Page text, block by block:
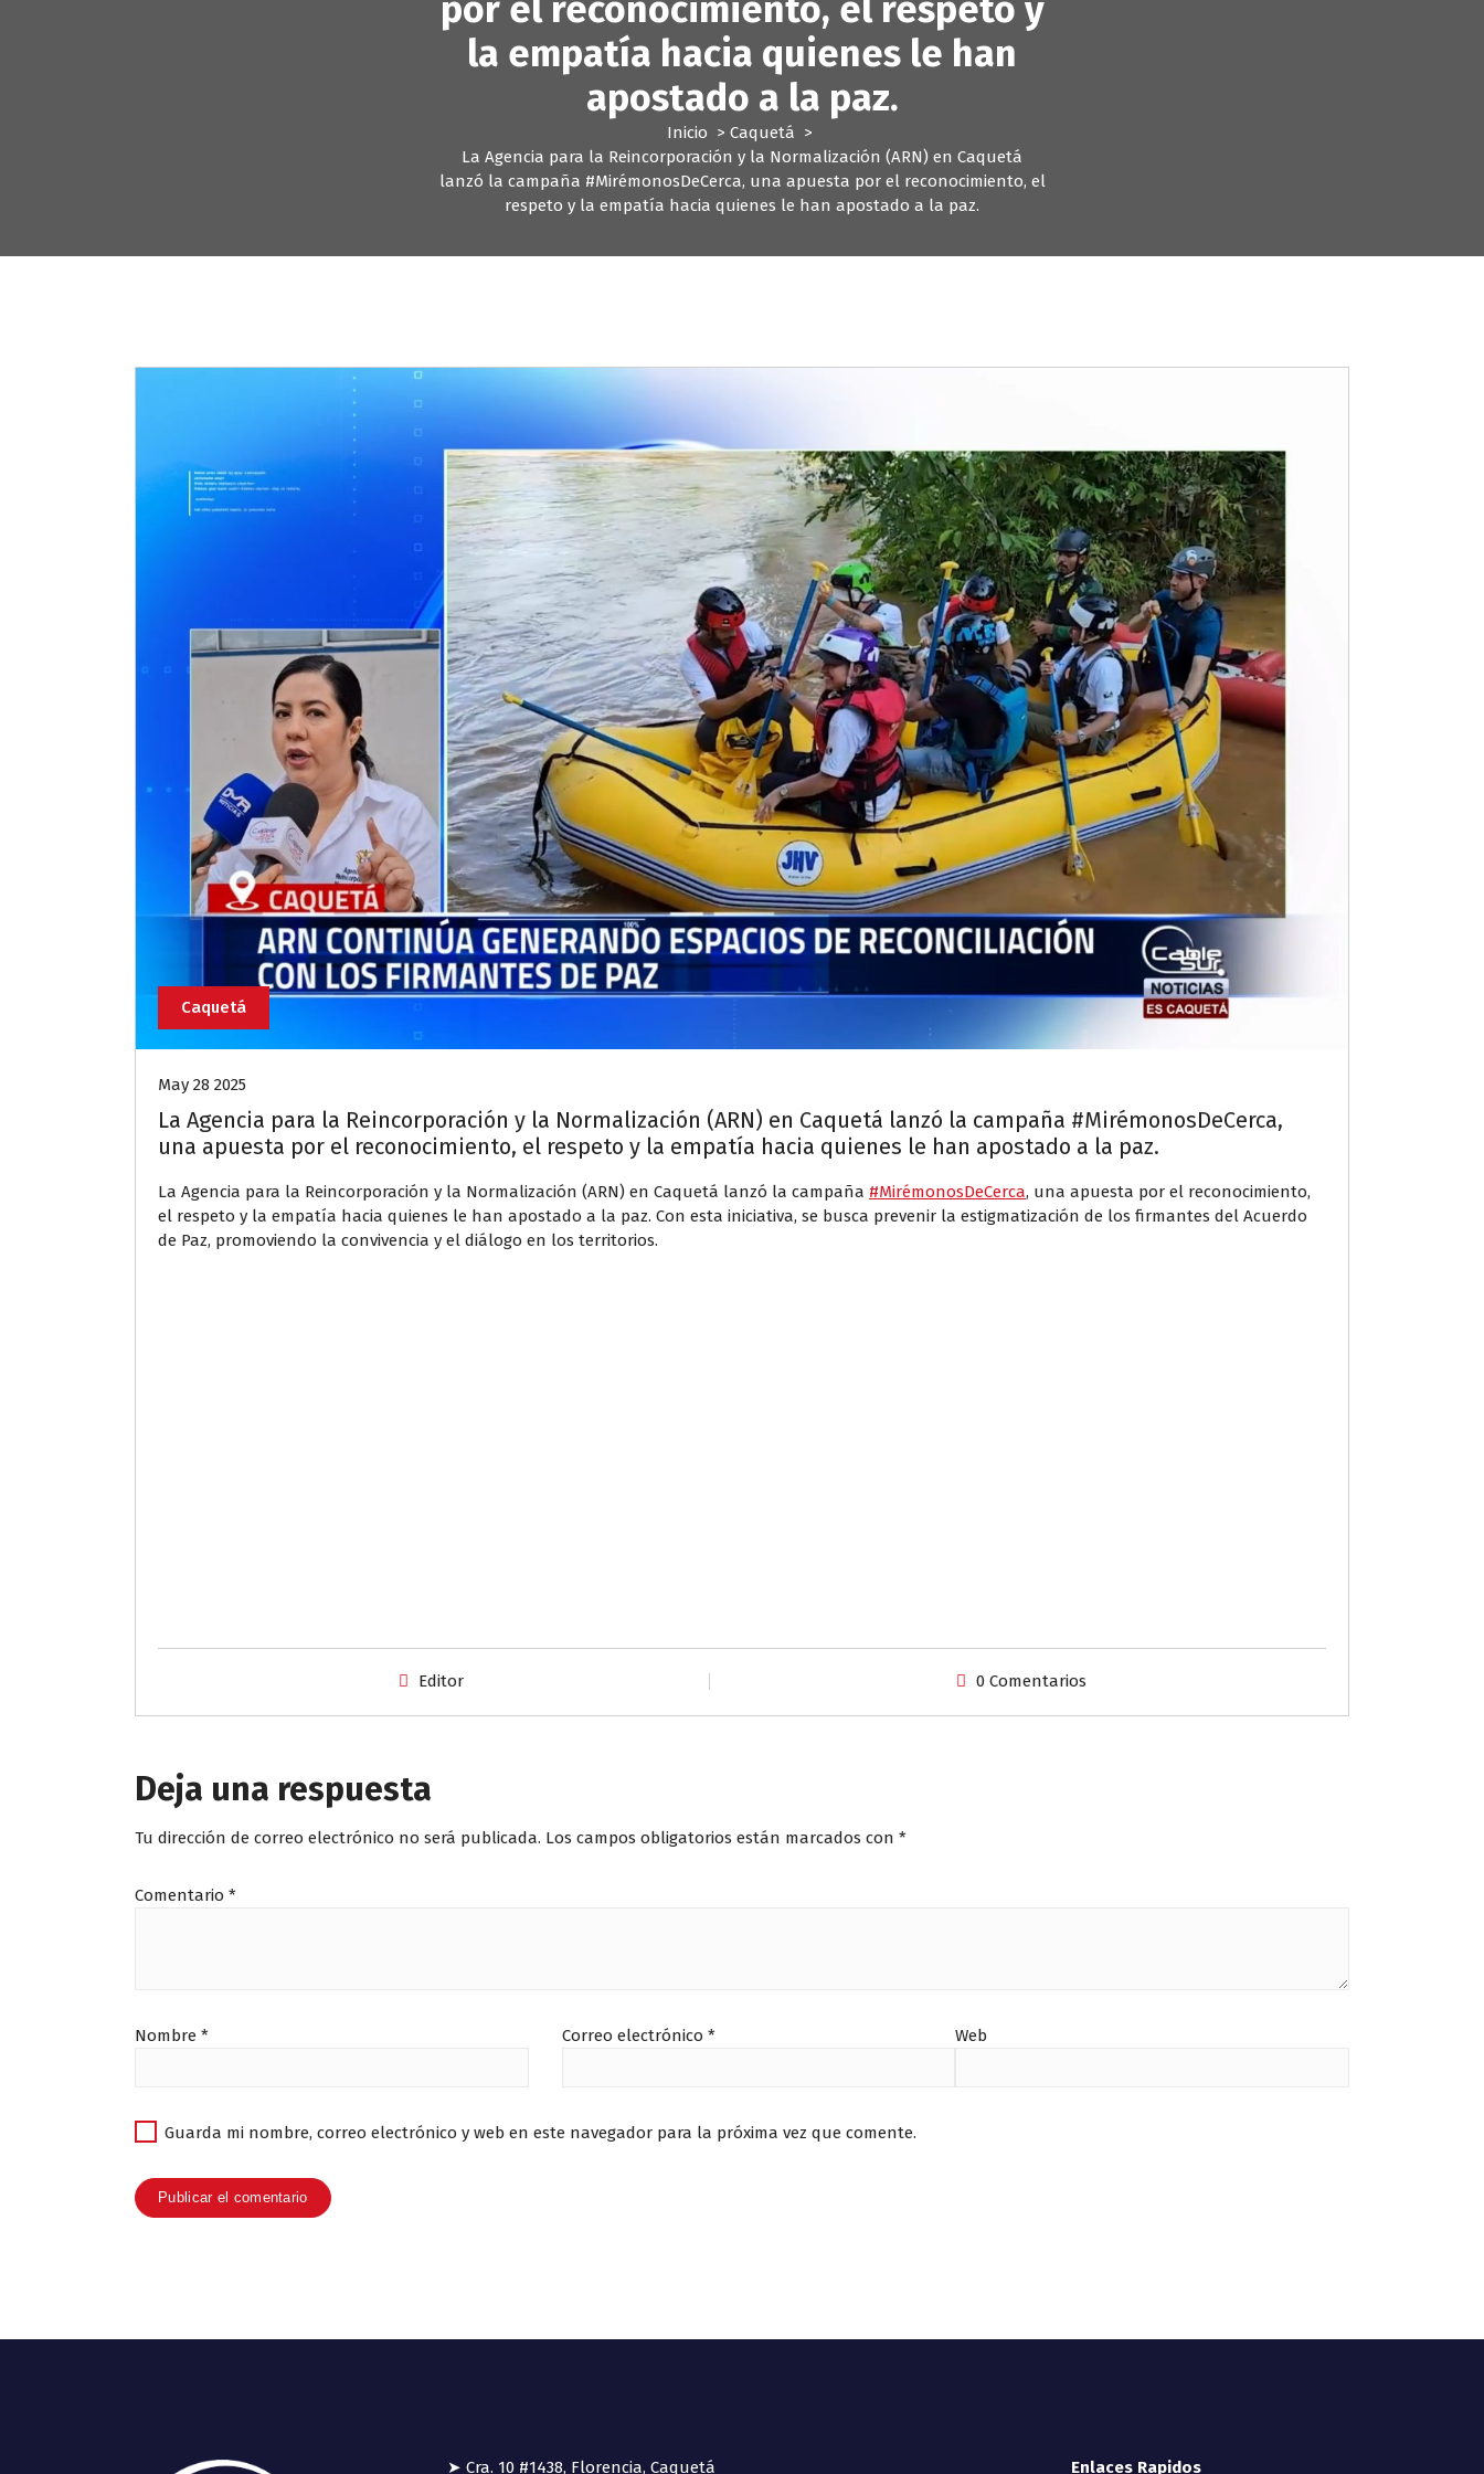
por el reconocimiento, el respeto y
la empatía hacia quienes le han
apostado a la paz.
Inicio > Caquetá >
La Agencia para la Reincorporación y la Normalización (ARN) en Caquetá
lanzó la campaña #MirémonosDeCerca, una apuesta por el reconocimiento, el
respeto y la empatía hacia quienes le han apostado a la paz.
Caquetá
May 28 2025
La Agencia para la Reincorporación y la Normalización (ARN) en Caquetá lanzó la campaña #MirémonosDeCerca,
una apuesta por el reconocimiento, el respeto y la empatía hacia quienes le han apostado a la paz.
La Agencia para la Reincorporación y la Normalización (ARN) en Caquetá lanzó la campaña #MirémonosDeCerca, una apuesta por el reconocimiento,
el respeto y la empatía hacia quienes le han apostado a la paz. Con esta iniciativa, se busca prevenir la estigmatización de los firmantes del Acuerdo
de Paz, promoviendo la convivencia y el diálogo en los territorios.
Editor 0 Comentarios
Deja una respuesta
Tu dirección de correo electrónico no será publicada. Los campos obligatorios están marcados con *
Comentario *
Nombre * Correo electrónico * Web
Guarda mi nombre, correo electrónico y web en este navegador para la próxima vez que comente.
➤ Cra. 10 #1438, Florencia, Caquetá Enlaces Rapidos